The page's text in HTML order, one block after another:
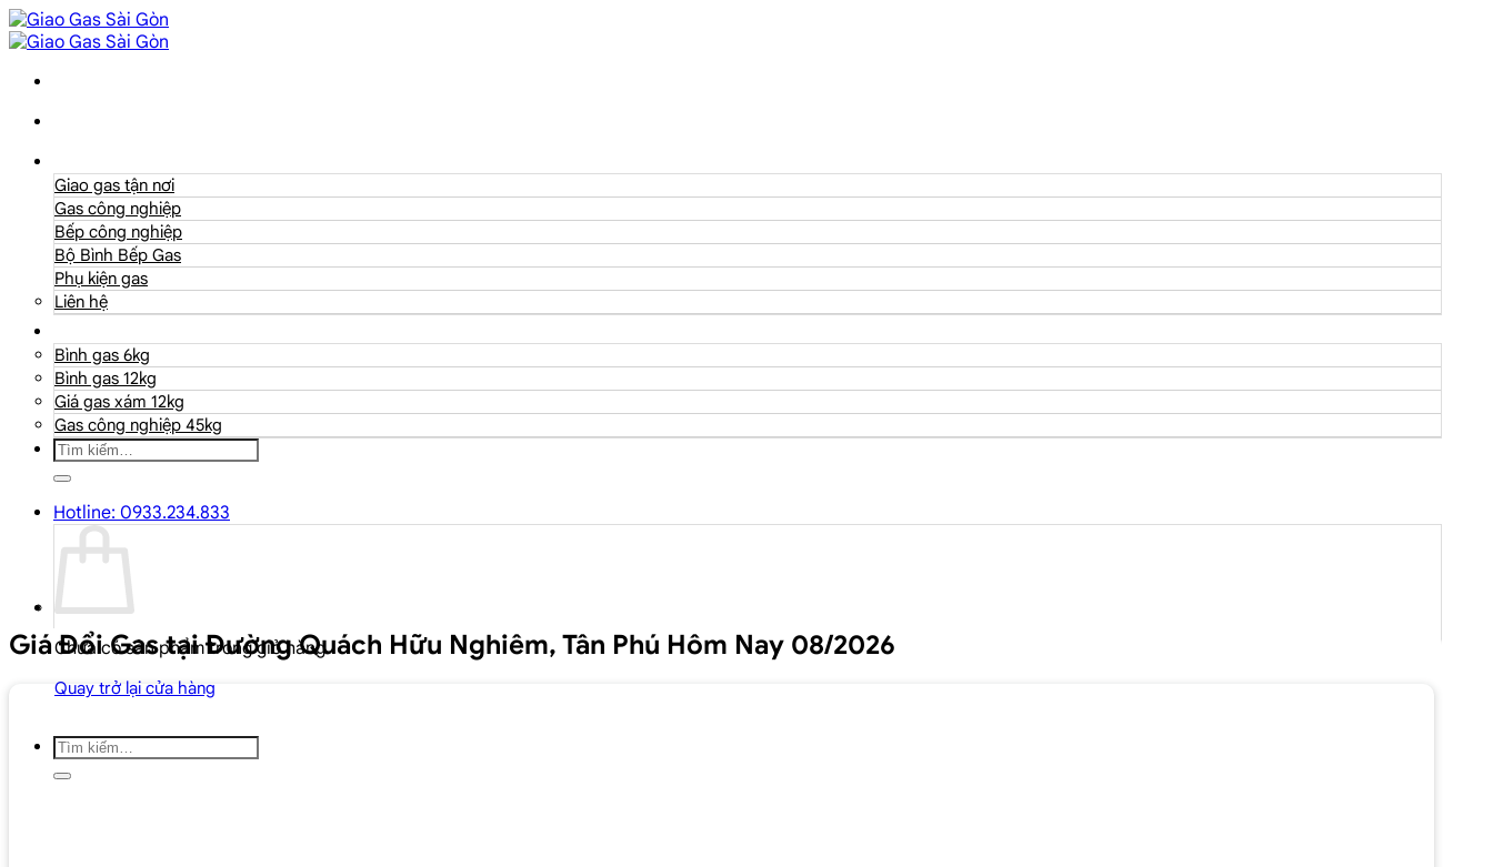
Giao gas tận nơi
Gas công nghiệp
Bếp công nghiệp
Bộ Bình Bếp Gas
Phụ kiện gas
Liên hệ
Bình gas 6kg
Bình gas 12kg
Giá gas xám 12kg
Gas công nghiệp 45kg
Tìm
kiếm:
Hotline: 0933.234.833
Chưa có sản phẩm trong giỏ hàng.
Quay trở lại cửa hàng
Tìm
kiếm:
Giá Đổi Gas tại Đường Quách Hữu Nghiêm, Tân Phú Hôm Nay 08/2026